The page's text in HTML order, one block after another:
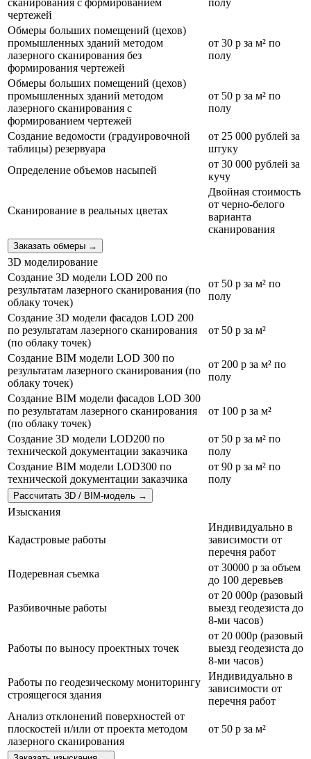
чертежей
Обмеры больших помещений (цехов)
промышленных зданий методом
лазерного сканирования без
формирования чертежей
от 30 р за м² по
полу
Обмеры больших помещений (цехов)
промышленных зданий методом
лазерного сканирования с
формированием чертежей
от 50 р за м² по
полу
Создание ведомости (градуировочной
таблицы) резервуара
от 25 000 рублей за
штуку
Определение объемов насыпей
от 30 000 рублей за
кучу
Сканирование в реальных цветах
Двойная стоимость
от черно-белого
варианта
сканирования
Заказать обмеры →
3D моделирование
Создание 3D модели LOD 200 по
результатам лазерного сканирования (по
облаку точек)
от 50 р за м² по
полу
Создание 3D модели фасадов LOD 200
по результатам лазерного сканирования
(по облаку точек)
от 50 р за м²
Создание BIM модели LOD 300 по
результатам лазерного сканирования (по
облаку точек)
от 200 р за м² по
полу
Создание BIM модели фасадов LOD 300
по результатам лазерного сканирования
(по облаку точек)
от 100 р за м²
Создание 3D модели LOD200 по
технической документации заказчика
от 50 р за м² по
полу
Создание BIM модели LOD300 по
технической документации заказчика
от 90 р за м² по
полу
Рассчитать 3D / BIM-модель →
Изыскания
Кадастровые работы
Индивидуально в
зависимости от
перечня работ
Подеревная съемка
от 30000 р за объем
до 100 деревьев
Разбивочные работы
от 20 000р (разовый
выезд геодезиста до
8-ми часов)
Работы по выносу проектных точек
от 20 000р (разовый
выезд геодезиста до
8-ми часов)
Работы по геодезическому мониторингу
строящегося здания
Индивидуально в
зависимости от
перечня работ
Анализ отклонений поверхностей от
плоскостей и/или от проекта методом
лазерного сканирования
от 50 р за м²